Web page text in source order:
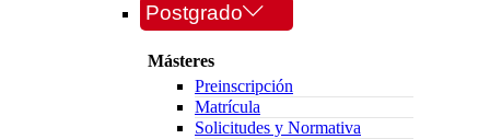
Postgrado
Másteres
Preinscripción
Matrícula
Solicitudes y Normativa